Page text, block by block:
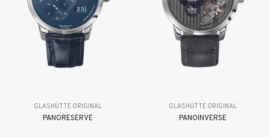
GLASHÜTTE ORIGINAL
PANORESERVE
GLASHÜTTE ORIGINAL
PANOINVERSE